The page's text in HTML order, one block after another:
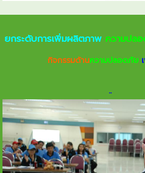
ยกระดับการเพิ่มผลิตภาพความปล
กิจกรรมด้านความปลอดภัย
..